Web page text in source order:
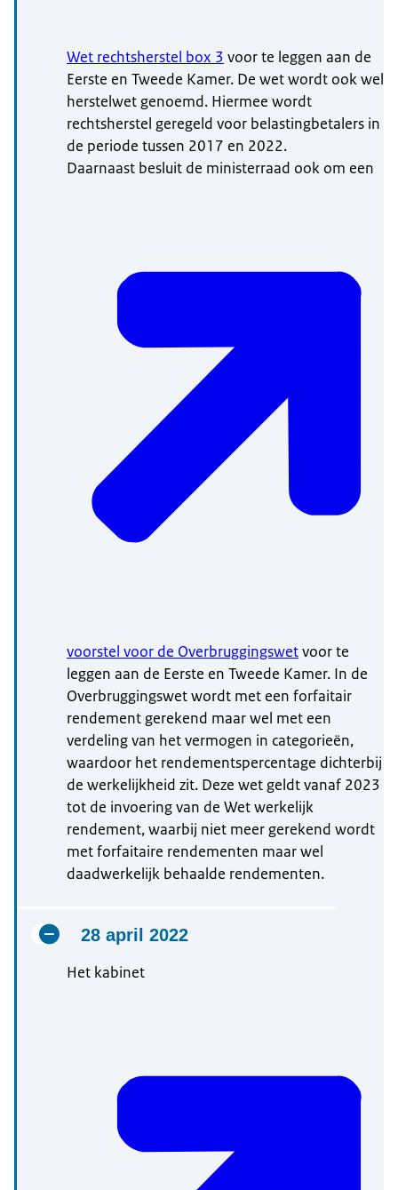
Wet rechtsherstel box 3 voor te leggen aan de
Eerste en Tweede Kamer. De wet wordt ook wel
herstelwet genoemd. Hiermee wordt
rechtsherstel geregeld voor belastingbetalers in
de periode tussen 2017 en 2022.
Daarnaast besluit de ministerraad ook om een
voorstel voor de Overbruggingswetvoor te
leggen aan de Eerste en Tweede Kamer. In de
Overbruggingswet wordt met een forfaitair
rendement gerekend maar wel met een
verdeling van het vermogen in categorieën,
waardoor het rendementspercentage dichterbij
de werkelijkheid zit. Deze wet geldt vanaf 2023
tot de invoering van de Wet werkelijk
rendement, waarbij niet meer gerekend wordt
met forfaitaire rendementen maar wel
daadwerkelijk behaalde rendementen.
28 april 2022
Het kabinet